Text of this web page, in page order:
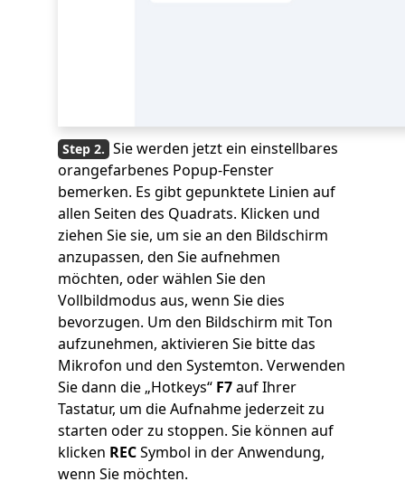
Sie werden jetzt ein einstellbares
orangefarbenes Popup-Fenster
bemerken. Es gibt gepunktete Linien auf
allen Seiten des Quadrats. Klicken und
ziehen Sie sie, um sie an den Bildschirm
anzupassen, den Sie aufnehmen
möchten, oder wählen Sie den
Vollbildmodus aus, wenn Sie dies
bevorzugen. Um den Bildschirm mit Ton
aufzunehmen, aktivieren Sie bitte das
Mikrofon und den Systemton. Verwenden
Sie dann die „Hotkeys“ F7auf Ihrer
Tastatur, um die Aufnahme jederzeit zu
starten oder zu stoppen. Sie können auf
klicken RECSymbol in der Anwendung,
wenn Sie möchten.